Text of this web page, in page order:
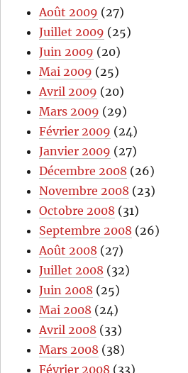
Août 2009 (27)
Juillet 2009 (25)
Juin 2009 (20)
Mai 2009 (25)
Avril 2009 (20)
Mars 2009 (29)
Février 2009 (24)
Janvier 2009 (27)
Décembre 2008 (26)
Novembre 2008 (23)
Octobre 2008 (31)
Septembre 2008 (26)
Août 2008 (27)
Juillet 2008 (32)
Juin 2008 (25)
Mai 2008 (24)
Avril 2008 (33)
Mars 2008 (38)
Février 2008 (33)